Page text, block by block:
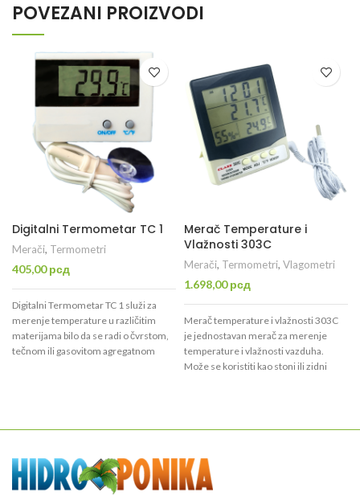
podešavanja
POVEZANI PROIZVODI
Digitalni Termometar TC 1
Merači, Termometri
405,00рсд
Digitalni Termometar TC 1 služi za
merenje temperature u različitim
materijama bilo da se radi o čvrstom,
tečnom ili gasovitom agregatnom
staklenicima, automobilima i
prostorijama.
Merač Temperature i
Vlažnosti 303C
Merači, Termometri, Vlagometri
1.698,00рсд
Merač temperature i vlažnosti 303C
je jednostavan merač za merenje
temperature i vlažnosti vazduha.
Može se koristiti kao stoni ili zidni
senzoru koji se nalazi u samom
najniže izmerene vrednosti
temperature i vlažnosti vazduha za
protekla 24h.